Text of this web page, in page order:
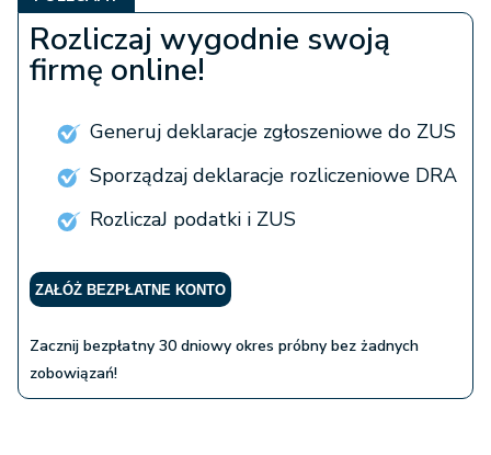
Rozliczaj wygodnie swoją
firmę online!
Generuj deklaracje zgłoszeniowe do ZUS
Sporządzaj deklaracje rozliczeniowe DRA
RozliczaJ podatki i ZUS
ZAŁÓŻ BEZPŁATNE KONTO
Zacznij bezpłatny 30 dniowy okres próbny bez żadnych
zobowiązań!